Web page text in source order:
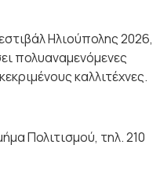
Ηλιούπολης 2026,
πολυαναμενόμενες
καλλιτέχνες.
Πολιτισμού, τηλ. 210